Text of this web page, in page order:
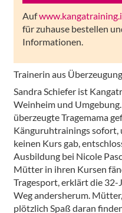
Auf
für zuhause bestellen
Informationen.
Trainerin aus Überzeugung
Sandra Schiefer ist
Weinheim und
überzeugte Tragemama
Känguruhtrainings sofort,
keinen Kurs gab,
Ausbildung bei Nicole
Mütter in ihren Kursen
Tragesport, erklärt die 32-
Weg andersherum.
plötzlich Spaß daran